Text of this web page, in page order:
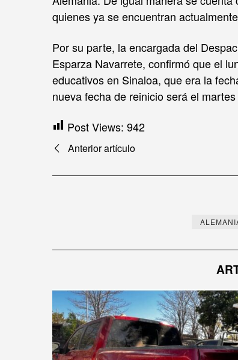
quienes ya se encuentran
Por su parte, la encargada del
Esparza Navarrete, confirmó que el
educativos en Sinaloa, que era la
nueva fecha de reinicio será el
Post Views: 942
Navegación
de
Anterior artículo